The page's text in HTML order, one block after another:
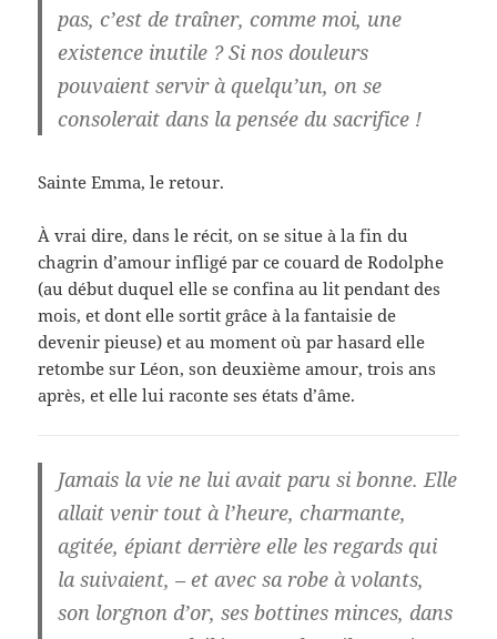
pas, c’est de traîner, comme moi, une
existence inutile ? Si nos douleurs
pouvaient servir à quelqu’un, on se
consolerait dans la pensée du sacrifice !
Sainte Emma, le retour.
À vrai dire, dans le récit, on se situe à la fin du
chagrin d’amour infligé par ce couard de Rodolphe
(au début duquel elle se confina au lit pendant des
mois, et dont elle sortit grâce à la fantaisie de
devenir pieuse) et au moment où par hasard elle
retombe sur Léon, son deuxième amour, trois ans
après, et elle lui raconte ses états d’âme.
Jamais la vie ne lui avait paru si bonne. Elle
allait venir tout à l’heure, charmante,
agitée, épiant derrière elle les regards qui
la suivaient, – et avec sa robe à volants,
son lorgnon d’or, ses bottines minces, dans